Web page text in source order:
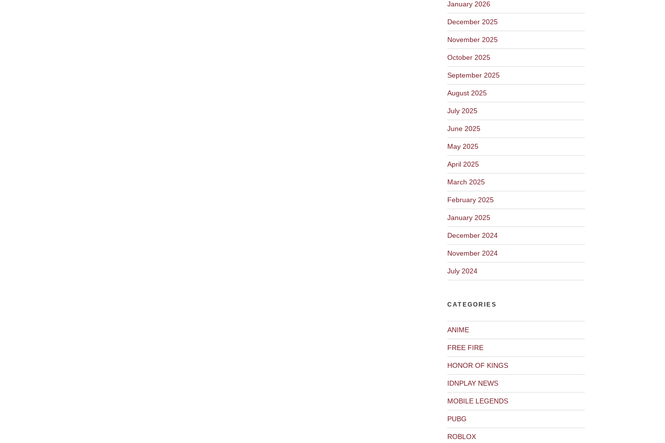
January 2026
December 2025
November 2025
October 2025
September 2025
August 2025
July 2025
June 2025
May 2025
April 2025
March 2025
February 2025
January 2025
December 2024
November 2024
July 2024
CATEGORIES
ANIME
FREE FIRE
HONOR OF KINGS
IDNPLAY NEWS
MOBILE LEGENDS
PUBG
ROBLOX